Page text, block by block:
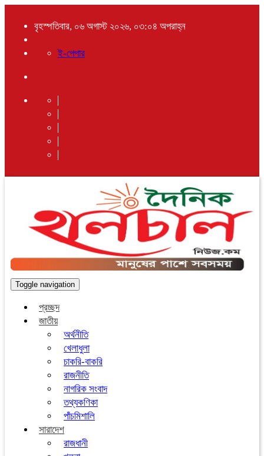
বৃহস্পতিবার, ০৬ অগাস্ট ২০২৬, ০৩:০৪ অপরাহ্ন
ই-পেপার
Toggle navigation
প্রচ্ছদ
জাতীয়
অর্থনীতি
খেলাধুলা
চাকরি-বাকরি
রাজনীতি
নাগরিক সংবাদ
তথ্যকণিকা
পাঁচমিশালি
সারাদেশ
রাজধানী